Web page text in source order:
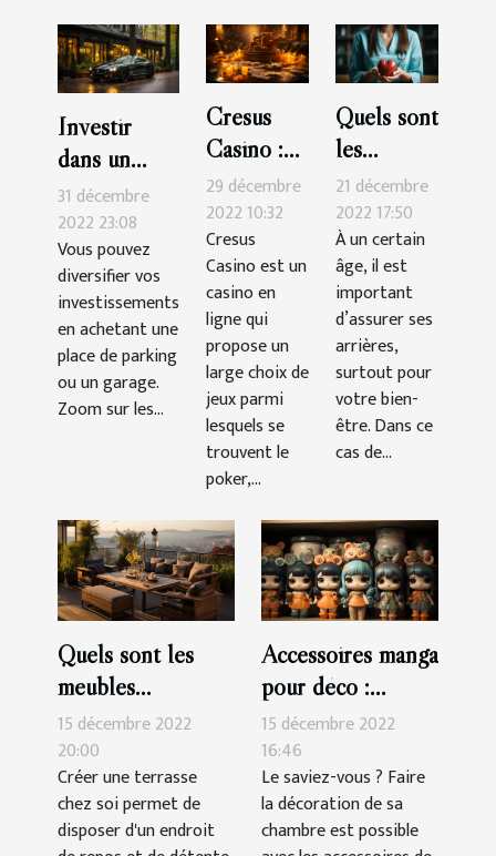
Investir
dans un
garage ou
une place de
parking :
quels atouts
?
31 décembre
2022 23:08
Vous pouvez
diversifier vos
investissements
en achetant une
place de parking
ou un garage.
Zoom sur les...
Cresus
Casino :
les astuces
pour
gagner
facilement
29 décembre
2022 10:32
Cresus
Casino est un
casino en
ligne qui
propose un
large choix de
jeux parmi
lesquels se
trouvent le
poker,...
Quels sont
les
critères de
choix
d’une
assurance
santé ?
21 décembre
2022 17:50
À un certain
âge, il est
important
d’assurer ses
arrières,
surtout pour
votre bien-
être. Dans ce
cas de...
Quels sont les
meubles
indispensables
pour une terrasse?
15 décembre 2022
20:00
Créer une terrasse
chez soi permet de
disposer d'un endroit
Accessoires manga
pour déco :
parlons-en !
15 décembre 2022
16:46
Le saviez-vous ? Faire
la décoration de sa
chambre est possible